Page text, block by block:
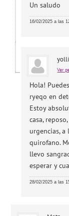
Un saludo
16/02/2025 a las
yolli
Ver
Hola!
ryeqo en
Estoy
casa,
urgencias, a
quirofano.
llevo
esperar y
28/02/2025 a las